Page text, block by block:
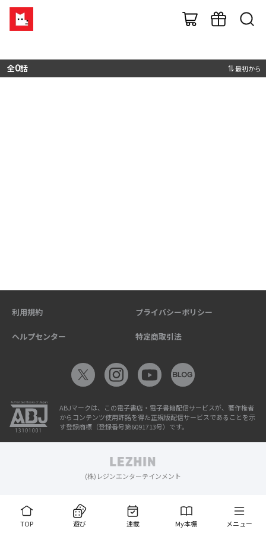
全0話 最初から
TOP 遊び 連載 My本棚 メニュー
利用規約 プライバシーポリシー
ヘルプセンター 特定商取引法
ABJマークは、この電子書店・電子書籍配信サービスが、著作権者
からコンテンツ使用許諾を得た正規版配信サービスであることを示
す登録商標（登録番号第6091713号）です。
(株)レジンエンターテインメント